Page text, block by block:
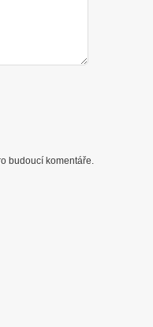
budoucí komentáře.